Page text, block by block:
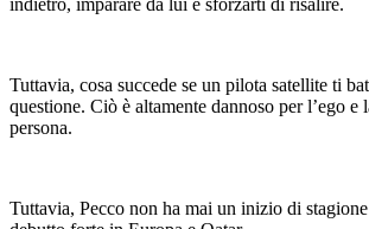
indietro, imparare da lui e sforzarti di risalire.
Tuttavia, cosa succede se un pilota satellite ti
questione. Ciò è altamente dannoso per l’ego e
persona.
Tuttavia, Pecco non ha mai un inizio di